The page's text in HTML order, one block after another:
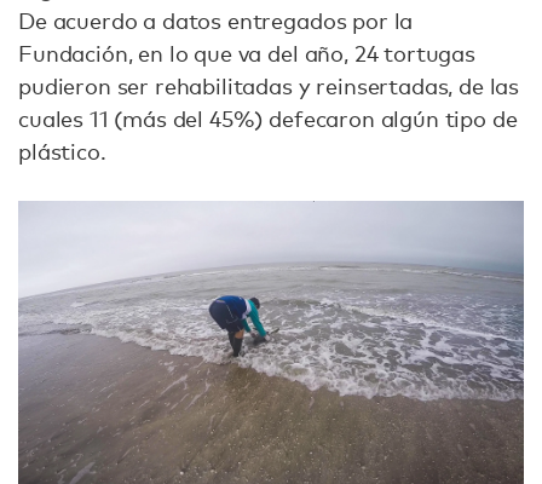
De acuerdo a datos entregados por la
Fundación, en lo que va del año, 24 tortugas
pudieron ser rehabilitadas y reinsertadas, de las
cuales 11 (más del 45%) defecaron algún tipo de
plástico.